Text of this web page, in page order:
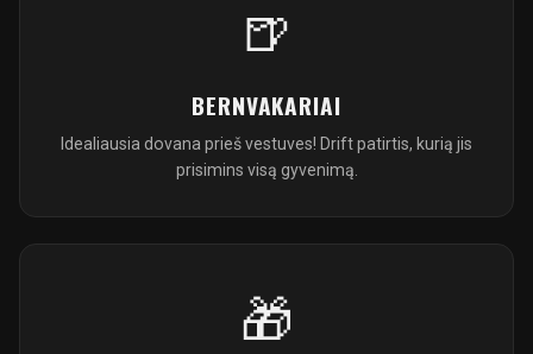
🍺
BERNVAKARIAI
Idealiausia dovana prieš vestuves! Drift patirtis, kurią jis
prisimins visą gyvenimą.
🎁